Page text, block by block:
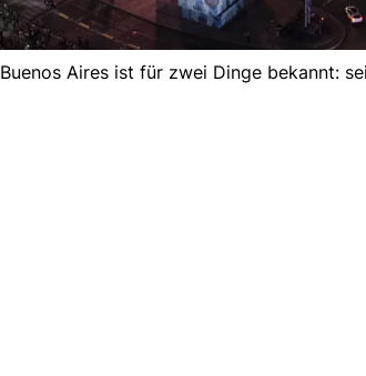
Buenos Aires ist für zwei Dinge bekannt: